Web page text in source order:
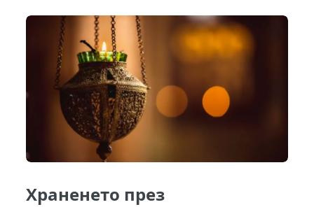
Храненето през